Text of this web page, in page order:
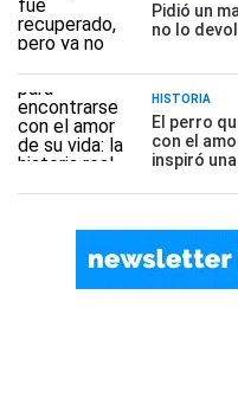
Pidió un
no lo
HISTORIA
El perro
con el
inspiró